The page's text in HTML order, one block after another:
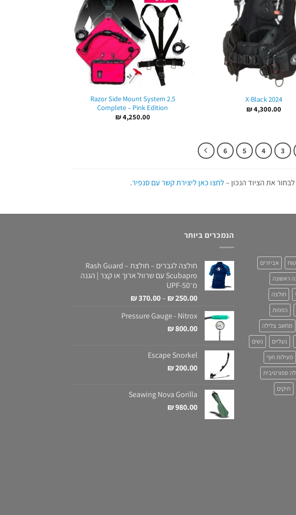
X-Black 2024
₪4,300.00
Razor Side Mount System 2.5
Complete – Pink Edition
₪4,250.00
3
4
5
6
את הציוד הנכון –לחצו כאן ליצירת קשר עם סנפיר.
אביזרים
ראשונה
חולצה
כפפות
מחשב צלילה
נעליים
נשים
פעילות חוף
ספורטיבית
תיקים
הנמכרים ביותר
חולצה לגברים – חולצת Rash Guard –
Scubapro עם שרוול ארוך או קצר | הגנה
מ־UPF-50
₪250.00
–
₪370.00
Pressure Gauge - Nitrox
₪800.00
Escape Snorkel
₪200.00
Seawing Nova Gorilla
₪980.00